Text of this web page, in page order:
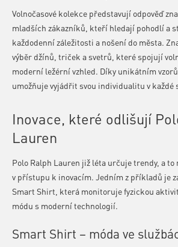
Volnočasové kolekce představují odpověď
mladších zákazníků, kteří hledají pohodlí a
každodenní záležitosti a nošení do města.
výběr džínů, triček a svetrů, které spojují
moderní ležérní vzhled. Díky unikátním
umožňuje vyjádřit svou individualitu v každé
Inovace, které odlišují
Lauren
Polo Ralph Lauren již léta určuje trendy, a to
v přístupu k inovacím. Jedním z příkladů je
Smart Shirt, která monitoruje fyzickou
módu s moderní technologií.
Smart Shirt – móda ve